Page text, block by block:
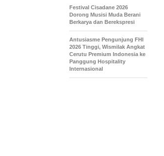
Festival Cisadane 2026
Dorong Musisi Muda Berani
Berkarya dan Berekspresi
Antusiasme Pengunjung FHI
2026 Tinggi, Wismilak Angkat
Cerutu Premium Indonesia ke
Panggung Hospitality
Internasional